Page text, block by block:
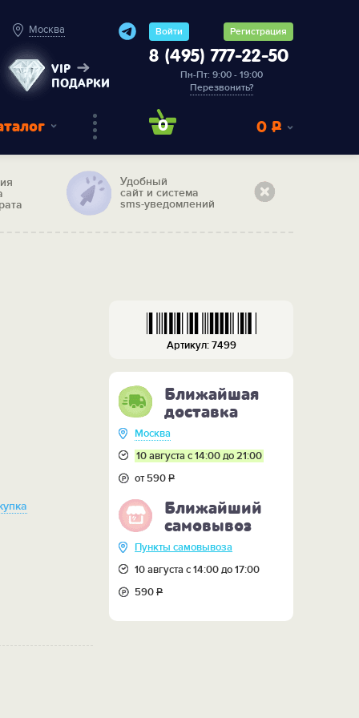
Москва
VIP
ПОДАРКИ
Войти Регистрация
8 (495) 777-22-50
Пн-Пт: 9:00 - 19:00
Перезвонить?
0 0 Р
Удобный
сайт и система
sms-уведомлений
Артикул: 7499
Ближайшая
доставка
Москва
10 августа с 14:00 до 21:00
от 590Р
Ближайший
самовывоз
Пункты самовывоза
10 августа с 14:00 до 17:00
590Р